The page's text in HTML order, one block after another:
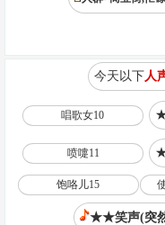
今天以下人
唱歌女10
喷嚏11
饱咯儿15
★★笑声(突